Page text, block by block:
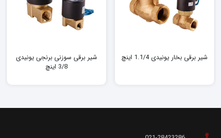
شیر برقی بخار یونیدی 1.1/4 اینچ
شیر برقی سوزنی برنجی یونیدی
3/8 اینچ